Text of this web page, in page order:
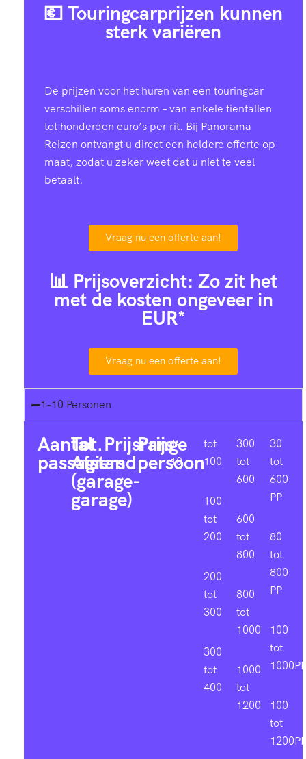
💶 Touringcarprijzen kunnen
sterk variëren
De prijzen voor het huren van een touringcar
verschillen soms enorm – van enkele tientallen
tot honderden euro’s per rit. Bij Panorama
Reizen ontvangt u direct een heldere offerte op
maat, zodat u zeker weet dat u niet te veel
betaalt.
Vraag nu een offerte aan!
📊 Prijsoverzicht: Zo zit het
met de kosten ongeveer in
EUR*
Vraag nu een offerte aan!
1-10 Personen
Aantal
passagiers
Tot.
Afstand
(garage-
garage)
Prijsrange
Prijs
persoon
1-
10
tot
100
100
tot
200
200
tot
300
300
tot
400
300
tot
600
600
tot
800
800
tot
1000
1000
tot
1200
30
tot
600
PP
80
tot
800
PP
100
tot
1000PP
100
tot
1200PP